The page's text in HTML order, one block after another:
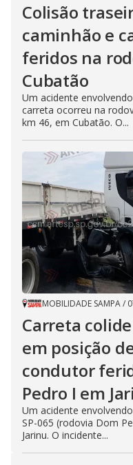
Colisão
caminhão e
feridos na
Cubatão
Um acidente
carreta ocorreu na
km 46, em Cubatão. O...
MOBILIDADE SAMPA/
Carreta
em posição
condutor
Pedro I em
Um acidente
SP-065 (rodovia Dom
Jarinu. O incidente...